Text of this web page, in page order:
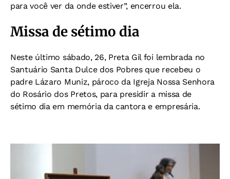
para você ver da onde estiver”, encerrou ela.
Missa de sétimo dia
Neste último sábado, 26, Preta Gil foi lembrada no
Santuário Santa Dulce dos Pobres que recebeu o
padre Lázaro Muniz, pároco da Igreja Nossa Senhora
do Rosário dos Pretos, para presidir a missa de
sétimo dia em memória da cantora e empresária.